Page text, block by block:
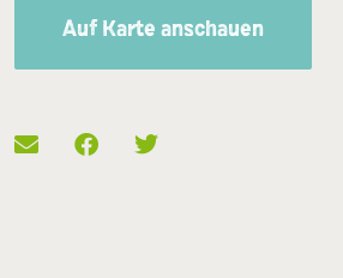
Auf Karte anschauen